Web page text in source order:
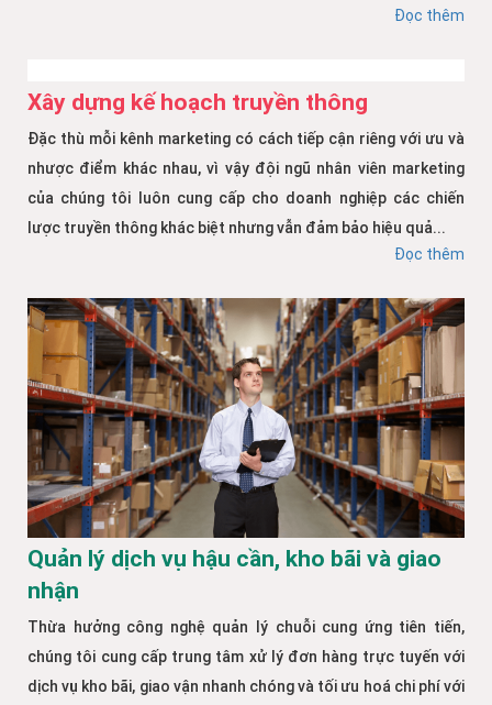
Đọc thêm
Xây dựng kế hoạch truyền thông
Đặc thù mỗi kênh marketing có cách tiếp cận riêng với ưu và
nhược điểm khác nhau, vì vậy đội ngũ nhân viên marketing
của chúng tôi luôn cung cấp cho doanh nghiệp các chiến
lược truyền thông khác biệt nhưng vẫn đảm bảo hiệu quả...
Đọc thêm
Quản lý dịch vụ hậu cần, kho bãi và giao
nhận
Thừa hưởng công nghệ quản lý chuỗi cung ứng tiên tiến,
chúng tôi cung cấp trung tâm xử lý đơn hàng trực tuyến với
dịch vụ kho bãi, giao vận nhanh chóng và tối ưu hoá chi phí với